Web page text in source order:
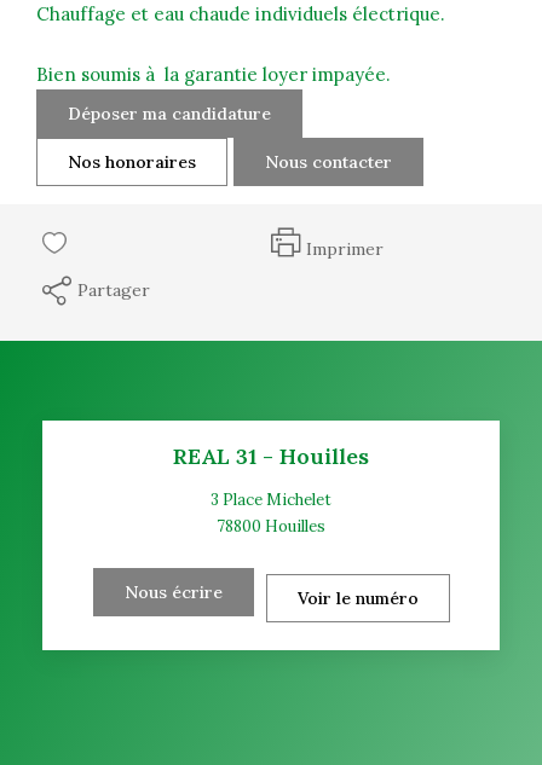
Chauffage et eau chaude individuels électrique.
Bien soumis à la garantie loyer impayée.
Déposer ma candidature
Nos honoraires Nous contacter
Imprimer
Partager
REAL 31 - Houilles
3 Place Michelet
78800 Houilles
Nous écrire Voir le numéro